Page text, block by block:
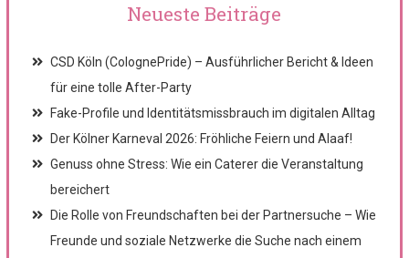
Neueste Beiträge
CSD Köln (ColognePride) – Ausführlicher Bericht & Ideen
für eine tolle After-Party
Fake-Profile und Identitätsmissbrauch im digitalen Alltag
Der Kölner Karneval 2026: Fröhliche Feiern und Alaaf!
Genuss ohne Stress: Wie ein Caterer die Veranstaltung
bereichert
Die Rolle von Freundschaften bei der Partnersuche – Wie
Freunde und soziale Netzwerke die Suche nach einem